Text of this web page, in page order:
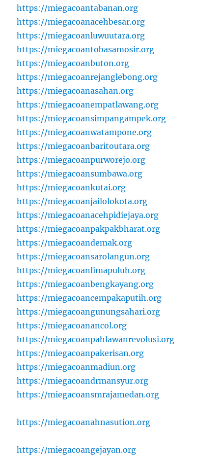
https://miegacoantabanan.org
https://miegacoanacehbesar.org
https://miegacoanluwuutara.org
https://miegacoantobasamosir.org
https://miegacoanbuton.org
https://miegacoanrejanglebong.org
https://miegacoanasahan.org
https://miegacoanempatlawang.org
https://miegacoansimpangampek.org
https://miegacoanwatampone.org
https://miegacoanbaritoutara.org
https://miegacoanpurworejo.org
https://miegacoansumbawa.org
https://miegacoankutai.org
https://miegacoanjailolokota.org
https://miegacoanacehpidiejaya.org
https://miegacoanpakpakbharat.org
https://miegacoandemak.org
https://miegacoansarolangun.org
https://miegacoanlimapuluh.org
https://miegacoanbengkayang.org
https://miegacoancempakaputih.org
https://miegacoangunungsahari.org
https://miegacoanancol.org
https://miegacoanpahlawanrevolusi.org
https://miegacoanpakerisan.org
https://miegacoanmadiun.org
https://miegacoandrmansyur.org
https://miegacoansmrajamedan.org
https://miegacoanahnasution.org
https://miegacoangejayan.org